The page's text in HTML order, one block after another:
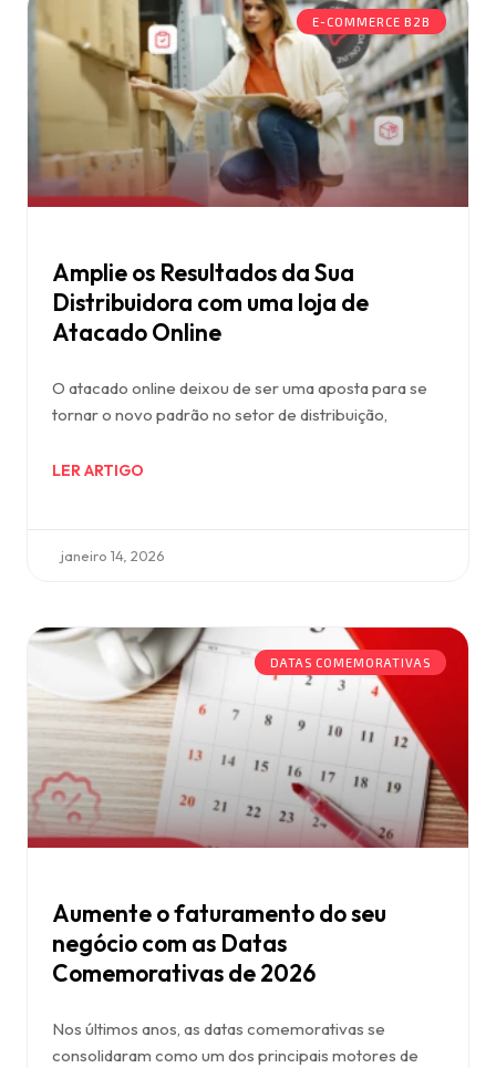
E-COMMERCE B2B
Amplie os Resultados da Sua
Distribuidora com uma loja de
Atacado Online
O atacado online deixou de ser uma aposta para se
tornar o novo padrão no setor de distribuição,
LER ARTIGO
janeiro 14, 2026
DATAS COMEMORATIVAS
Aumente o faturamento do seu
negócio com as Datas
Comemorativas de 2026
Nos últimos anos, as datas comemorativas se
consolidaram como um dos principais motores de